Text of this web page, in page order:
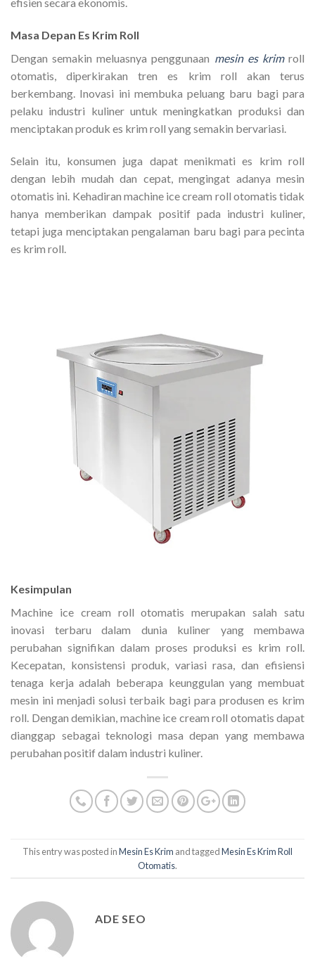
Masa Depan Es Krim Roll
Dengan semakin meluasnya penggunaan mesin es krimroll
otomatis, diperkirakan tren es krim roll akan terus
berkembang. Inovasi ini membuka peluang baru bagi para
pelaku industri kuliner untuk meningkatkan produksi dan
menciptakan produk es krim roll yang semakin bervariasi.
Selain itu, konsumen juga dapat menikmati es krim roll
dengan lebih mudah dan cepat, mengingat adanya mesin
otomatis ini. Kehadiran machine ice cream roll otomatis tidak
hanya memberikan dampak positif pada industri kuliner,
tetapi juga menciptakan pengalaman baru bagi para pecinta
es krim roll.
Kesimpulan
Machine ice cream roll otomatis merupakan salah satu
inovasi terbaru dalam dunia kuliner yang membawa
perubahan signifikan dalam proses produksi es krim roll.
Kecepatan, konsistensi produk, variasi rasa, dan efisiensi
tenaga kerja adalah beberapa keunggulan yang membuat
mesin ini menjadi solusi terbaik bagi para produsen es krim
roll. Dengan demikian, machine ice cream roll otomatis dapat
dianggap sebagai teknologi masa depan yang membawa
perubahan positif dalam industri kuliner.
This entry was posted inMesin Es Krim and taggedMesin Es Krim Roll
Otomatis.
ADE SEO